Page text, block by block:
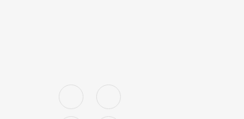
Практические
параметры. Для напольного